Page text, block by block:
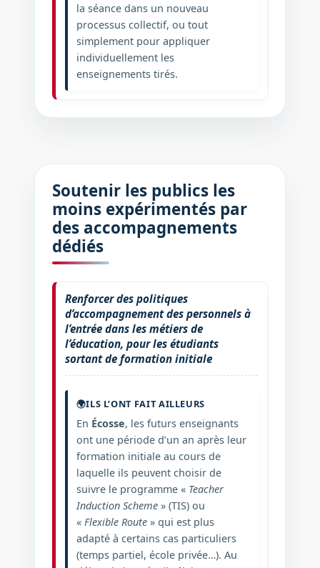
la séance dans un nouveau
processus collectif, ou tout
simplement pour appliquer
individuellement les
enseignements tirés.
Soutenir les publics les
moins expérimentés par
des accompagnements
dédiés
Renforcer des politiques
d’accompagnement des personnels à
l’entrée dans les métiers de
l’éducation, pour les étudiants
sortant de formation initiale
🌍ILS L’ONT FAIT AILLEURS
En Écosse, les futurs enseignants
ont une période d’un an après leur
formation initiale au cours de
laquelle ils peuvent choisir de
suivre le programme « Teacher
Induction Scheme» (TIS) ou
« Flexible Route» qui est plus
adapté à certains cas particuliers
(temps partiel, école privée…). Au